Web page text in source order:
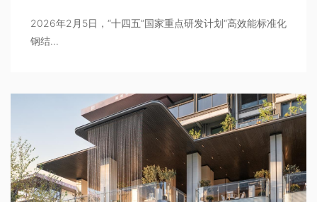
2026年2月5日，“十四五”国家重点研发计划“高效能标准化
钢结...